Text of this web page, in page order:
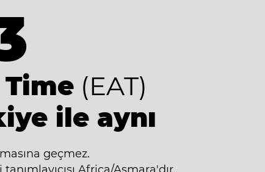
(EAT)
ile aynı
geçmez.